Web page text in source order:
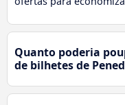
Quanto poderia
de bilhetes de